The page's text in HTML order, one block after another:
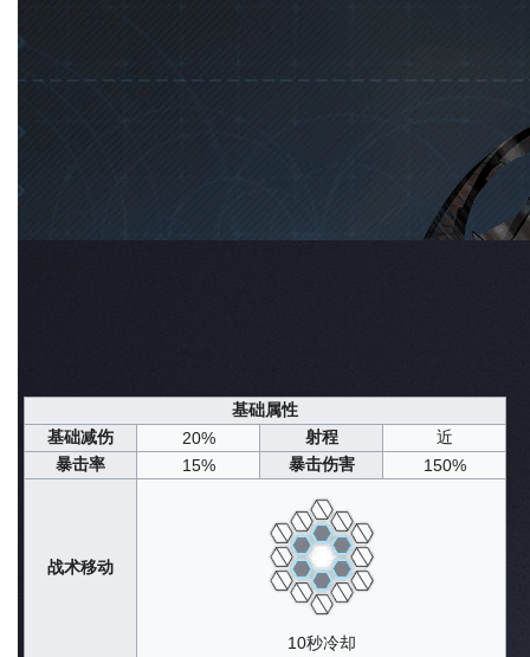
基础属性
基础减伤
20% 射程
近
暴击率
15% 暴击伤害 150%
战术移动
10秒冷却